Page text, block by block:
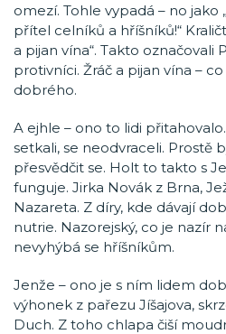
omezí. Tohle vypadá – no
přítel celníků a hříšníků!“
a pijan vína“. Takto označovali
protivníci. Žráč a pijan vína –
dobrého.
A ejhle – ono to lidi
setkali, se neodvraceli. Prostě
přesvědčit se. Holt to takto s
funguje. Jirka Novák z Brna,
Nazareta. Z díry, kde dávají
nutrie. Nazorejský, co je nazír
nevyhýbá se hříšníkům.
Jenže – ono je s ním lidem
výhonek z pařezu Jíšajova,
Duch. Z toho chlapa čiší